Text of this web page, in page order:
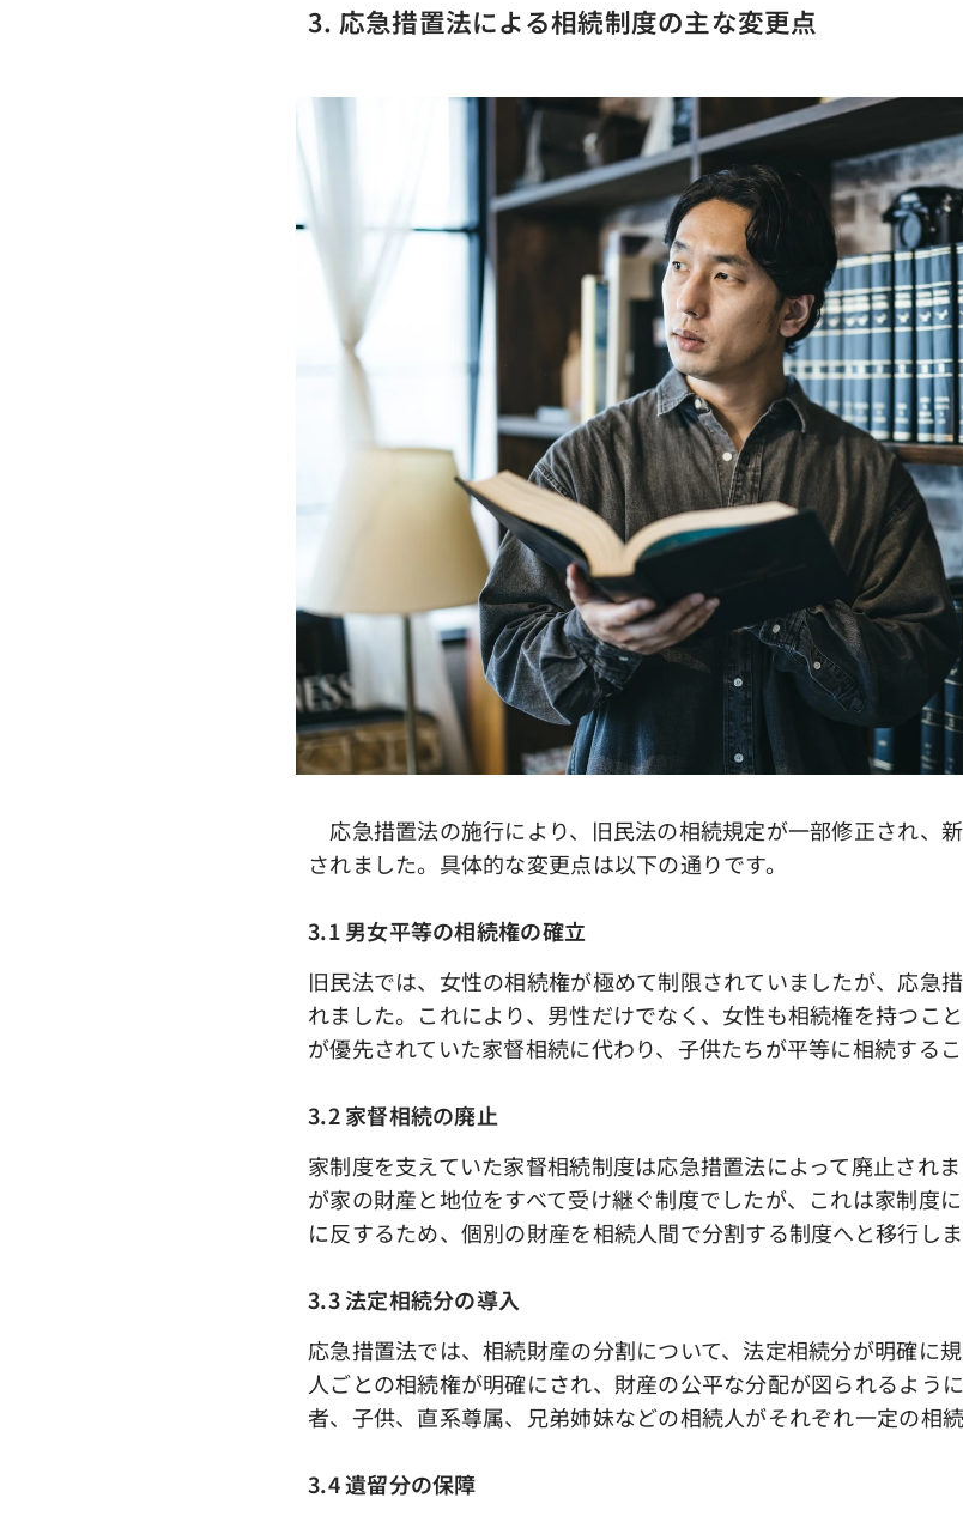
3. 応急措置法による相続制度の主な変更点
応急措置法の施行により、旧民法の相続規定が一部修正され、
されました。具体的な変更点は以下の通りです。
3.1 男女平等の相続権の確立
旧民法では、女性の相続権が極めて制限されていましたが、応急
れました。これにより、男性だけでなく、女性も相続権を持つこ
が優先されていた家督相続に代わり、子供たちが平等に相続するこ
3.2 家督相続の廃止
家制度を支えていた家督相続制度は応急措置法によって廃止され
が家の財産と地位をすべて受け継ぐ制度でしたが、これは家制度
に反するため、個別の財産を相続人間で分割する制度へと移行しま
3.3 法定相続分の導入
応急措置法では、相続財産の分割について、法定相続分が明確に
人ごとの相続権が明確にされ、財産の公平な分配が図られるよう
者、子供、直系尊属、兄弟姉妹などの相続人がそれぞれ一定の相
3.4 遺留分の保障